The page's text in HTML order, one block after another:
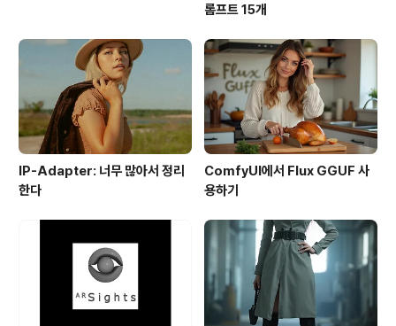
롬프트 15개
IP-Adapter: 너무 많아서 정리
한다
ComfyUI에서 Flux GGUF 사
용하기